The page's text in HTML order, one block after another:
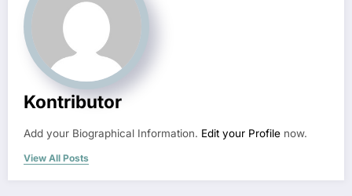
Kontributor
Add your Biographical Information. Edit your Profile now.
View All Posts